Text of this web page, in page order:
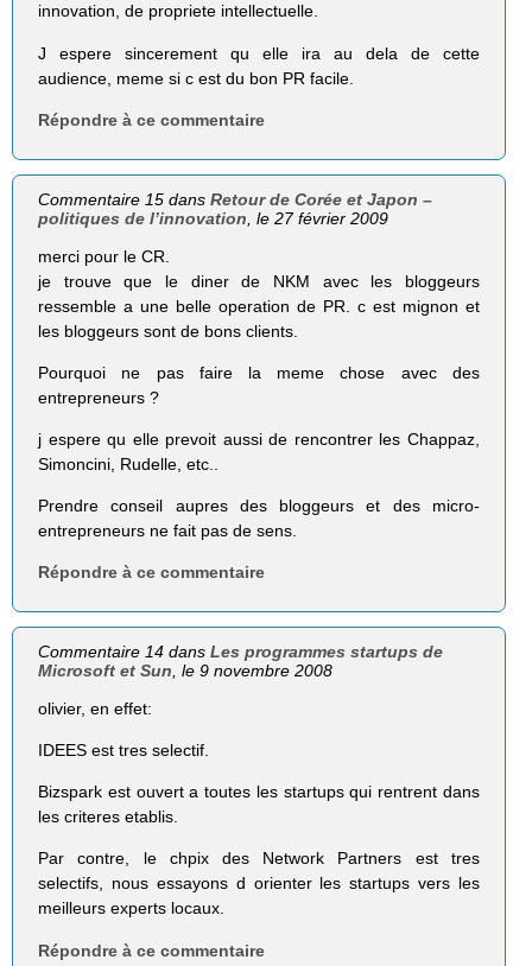
innovation, de propriete intellectuelle.
J espere sincerement qu elle ira au dela de cette
audience, meme si c est du bon PR facile.
Répondre à ce commentaire
Commentaire 15 dansRetour de Corée et Japon –
politiques de l’innovation , le 27 février 2009
merci pour le CR.
je trouve que le diner de NKM avec les bloggeurs
ressemble a une belle operation de PR. c est mignon et
les bloggeurs sont de bons clients.
Pourquoi ne pas faire la meme chose avec des
entrepreneurs ?
j espere qu elle prevoit aussi de rencontrer les Chappaz,
Simoncini, Rudelle, etc..
Prendre conseil aupres des bloggeurs et des micro-
entrepreneurs ne fait pas de sens.
Répondre à ce commentaire
Commentaire 14 dansLes programmes startups de
Microsoft et Sun , le 9 novembre 2008
olivier, en effet:
IDEES est tres selectif.
Bizspark est ouvert a toutes les startups qui rentrent dans
les criteres etablis.
Par contre, le chpix des Network Partners est tres
selectifs, nous essayons d orienter les startups vers les
meilleurs experts locaux.
Répondre à ce commentaire